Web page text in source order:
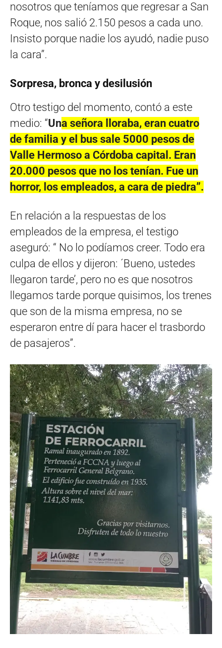
nosotros que teníamos que regresar a San
Roque, nos salió 2.150 pesos a cada uno.
Insisto porque nadie los ayudó, nadie puso
la cara”.
Sorpresa, bronca y desilusión
Otro testigo del momento, contó a este
medio: “Una señora lloraba, eran cuatro
de familia y el bus sale 5000 pesos de
Valle Hermoso a Córdoba capital. Eran
20.000 pesos que no los tenían. Fue un
horror, los empleados, a cara de piedra”.
En relación a la respuestas de los
empleados de la empresa, el testigo
aseguró: “ No lo podíamos creer. Todo era
culpa de ellos y dijeron: ´Bueno, ustedes
llegaron tarde’, pero no es que nosotros
llegamos tarde porque quisimos, los trenes
que son de la misma empresa, no se
esperaron entre dí para hacer el trasbordo
de pasajeros”.